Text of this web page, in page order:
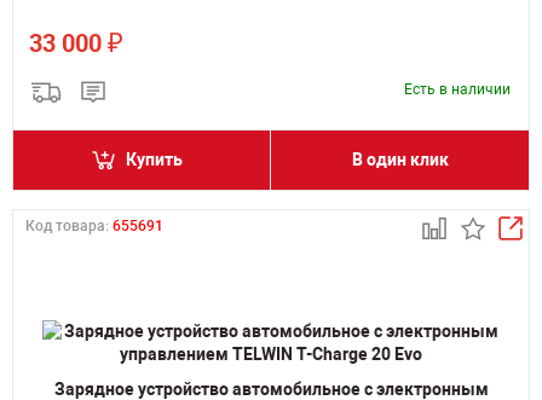
33 000 ₽
Есть в наличии
Купить В один клик
Код товара: 655691
Зарядное устройство автомобильное с электронным